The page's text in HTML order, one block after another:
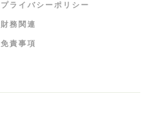
プライバシーポリシー
財務関連
免責事項